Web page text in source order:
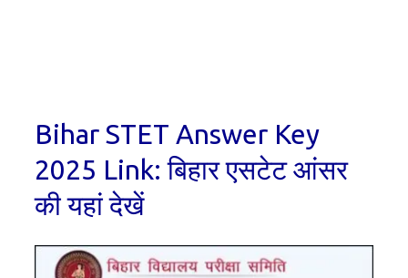
Bihar STET Answer Key
2025 Link: बिहार एसटेट आंसर
की यहां देखें